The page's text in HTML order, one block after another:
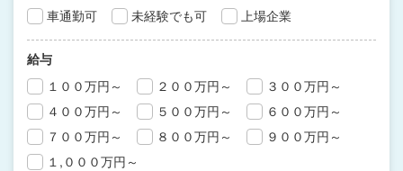
車通勤可
未経験でも可 上場企業
給与
１００万円～
２００万円～
３００万円～
４００万円～
５００万円～
６００万円～
７００万円～
８００万円～
９００万円～
１,０００万円～